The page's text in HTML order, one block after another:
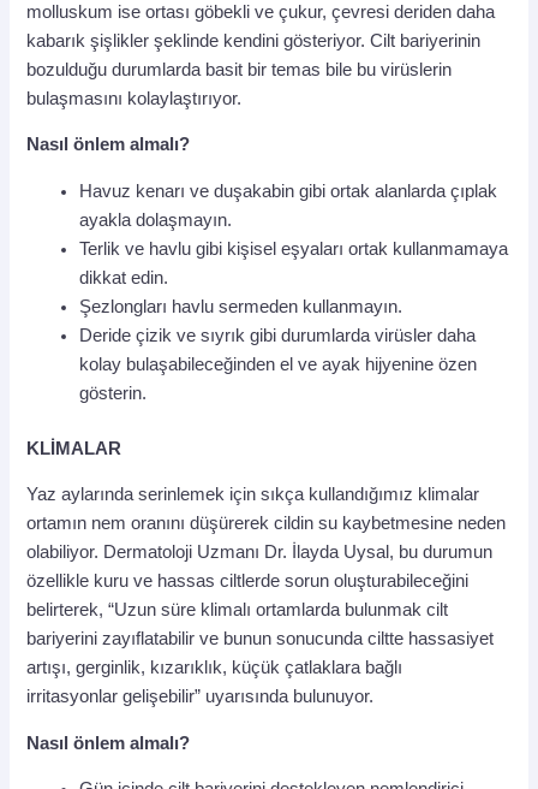
molluskum ise ortası göbekli ve çukur, çevresi deriden daha
kabarık şişlikler şeklinde kendini gösteriyor. Cilt bariyerinin
bozulduğu durumlarda basit bir temas bile bu virüslerin
bulaşmasını kolaylaştırıyor.
Nasıl önlem almalı?
Havuz kenarı ve duşakabin gibi ortak alanlarda çıplak
ayakla dolaşmayın.
Terlik ve havlu gibi kişisel eşyaları ortak kullanmamaya
dikkat edin.
Şezlongları havlu sermeden kullanmayın.
Deride çizik ve sıyrık gibi durumlarda virüsler daha
kolay bulaşabileceğinden el ve ayak hijyenine özen
gösterin.
KLİMALAR
Yaz aylarında serinlemek için sıkça kullandığımız klimalar
ortamın nem oranını düşürerek cildin su kaybetmesine neden
olabiliyor. Dermatoloji Uzmanı Dr. İlayda Uysal, bu durumun
özellikle kuru ve hassas ciltlerde sorun oluşturabileceğini
belirterek, “Uzun süre klimalı ortamlarda bulunmak cilt
bariyerini zayıflatabilir ve bunun sonucunda ciltte hassasiyet
artışı, gerginlik, kızarıklık, küçük çatlaklara bağlı
irritasyonlar gelişebilir” uyarısında bulunuyor.
Nasıl önlem almalı?